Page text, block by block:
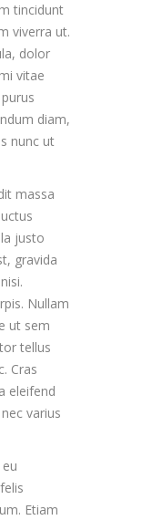
tincidunt
viverra ut.
dolor
vitae
diam,
nunc ut
massa
justo
gravida
Nullam
ut sem
tellus
Cras
eleifend
varius
Etiam